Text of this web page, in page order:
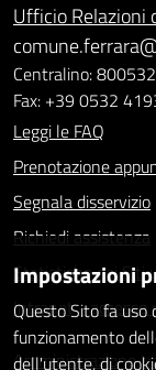
Ufficio Relazioni
Centralino:
Fax: +39 0532
Leggi le FAQ
Prenotazione
Segnala disservizio
Richiedi assistenza
Statistiche dei Siti
Intranet - accesso
Amministrazione
Impostazioni
Questo Sito fa uso
funzionamento
dell'utente, di